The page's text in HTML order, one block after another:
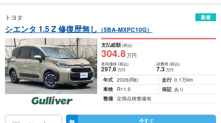
トヨタ 新着
シエンタ 1.5 Z 修復歴無し （5BA-MXPC10G）
支払総額(税込)
304.8万円
車両価格(税込)
297.6万円
諸費用 (税込)
7.3 万円
年式 2026(R8) 走行 0.1万km
車検
R11.5 保証 あり
整備 定期点検整備有
今すぐ